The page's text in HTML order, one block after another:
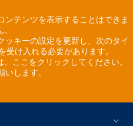
ンテンツを表示することはできま
。
ッキーの設定を更新し、次のタイ
受け入れる必要があります。
ここをクリックしてください。
いします。